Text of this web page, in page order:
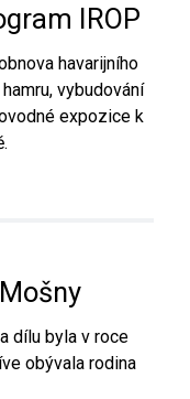
IROP
havarijního
vybudování
expozice k
dílu byla v roce
obývala rodina